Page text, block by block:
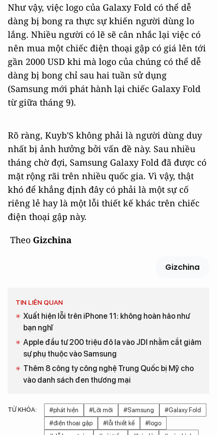
Như vậy, việc logo của Galaxy Fold có thể dễ
dàng bị bong ra thực sự khiến người dùng lo
lắng. Nhiều người có lẽ sẽ cân nhắc lại việc có
nên mua một chiếc điện thoại gập có giá lên tới
gần 2000 USD khi mà logo của chúng có thể dễ
dàng bị bong chỉ sau hai tuần sử dụng
(Samsung mới phát hành lại chiếc Galaxy Fold
từ giữa tháng 9).
Rõ ràng, Kuyb'S không phải là người dùng duy
nhất bị ảnh hưởng bởi vấn đề này. Sau nhiều
tháng chờ đợi, Samsung Galaxy Fold đã được có
mặt rộng rãi trên nhiều quốc gia. Vì vậy, thật
khó để khẳng định đây có phải là một sự cố
riêng lẻ hay là một lỗi thiết kế khác trên chiếc
điện thoại gập này.
Theo Gizchina
Gizchina
TIN LIÊN QUAN
Xuất hiện lỗi trên iPhone 11: không hoàn hảo như
bạn nghĩ
Apple đầu tư 200 triệu đô la vào JDI nhằm cắt giảm
sự phụ thuộc vào Samsung
Thêm 8 công ty công nghệ Trung Quốc bị Mỹ cho
vào danh sách đen thương mại
TỪ KHÓA: #phát hiện #Lời mời #Samsung
#Galaxy Fold
#điện thoại gập
#lỗi thiết kế
#logo